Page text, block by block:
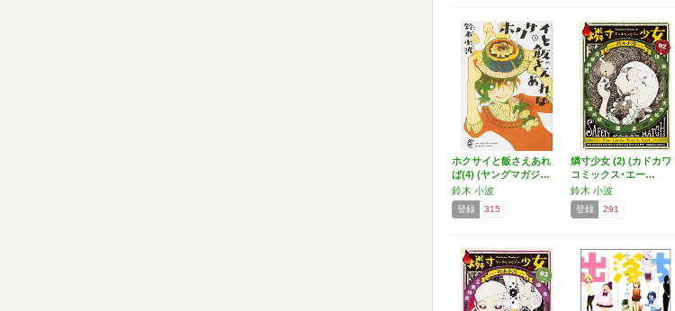
ホクサイと飯さえあれ
ば(4) (ヤングマガジ…
鈴木 小波
登録 315
燐寸少女 (2) (カドカワ
コミックス･エー…
鈴木 小波
登録 291